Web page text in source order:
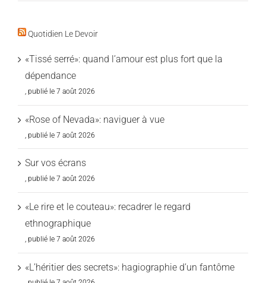
Quotidien Le Devoir
«Tissé serré»: quand l’amour est plus fort que la
dépendance
7 août 2026
«Rose of Nevada»: naviguer à vue
7 août 2026
Sur vos écrans
7 août 2026
«Le rire et le couteau»: recadrer le regard
ethnographique
7 août 2026
«L’héritier des secrets»: hagiographie d’un fantôme